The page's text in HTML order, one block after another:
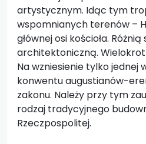
artystycznym. Idąc tym
wspomnianych terenów –
głównej osi kościoła.
architektoniczną.
Na wzniesienie tylko jednej
konwentu augustianów-
zakonu. Należy przy tym
rodzaj tradycyjnego
Rzeczpospolitej.